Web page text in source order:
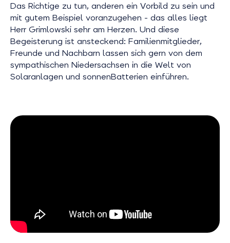
Das Richtige zu tun, anderen ein Vorbild zu sein und
mit gutem Beispiel voranzugehen - das alles liegt
Herr Grimlowski sehr am Herzen. Und diese
Begeisterung ist ansteckend: Familienmitglieder,
Freunde und Nachbarn lassen sich gern von dem
sympathischen Niedersachsen in die Welt von
Solaranlagen und sonnenBatterien einführen.